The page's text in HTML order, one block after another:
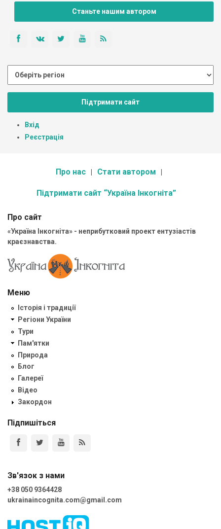
Станьте нашим автором
Підтримати сайт
Вхід
Реєстрація
Про нас Стати автором
Підтримати сайт “Україна Інкогніта”
Про сайт
«Україна Інкогніта» - неприбутковий проект ентузіастів
краєзнавства.
Меню
Історія і традиції
Регіони України
Тури
Пам'ятки
Природа
Блог
Галереї
Відео
Закордон
Підпишіться
Зв'язок з нами
+38 050 9364428
ukrainaincognita.com@gmail.com